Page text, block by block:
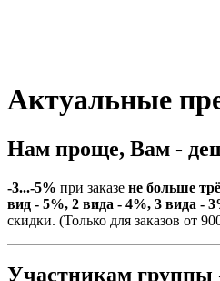
Актуальные
Нам проще, Вам -
-3...-5% при заказе не больше
вид - 5%, 2 вида - 4%, 3 вида -
скидки. (Только для заказов от
Участникам группы